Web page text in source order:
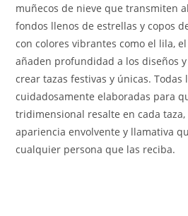
muñecos de nieve que transmiten
fondos llenos de estrellas y copos
con colores vibrantes como el lila,
añaden profundidad a los diseños
crear tazas festivas y únicas.
cuidadosamente elaboradas para
tridimensional resalte en cada
apariencia envolvente y llamativa
cualquier persona que las reciba.